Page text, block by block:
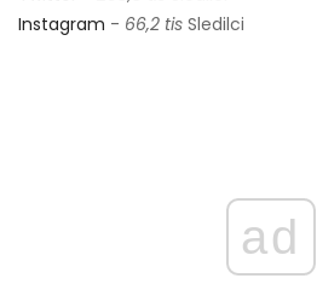
Instagram - 66,2 tis Sledilci
ad